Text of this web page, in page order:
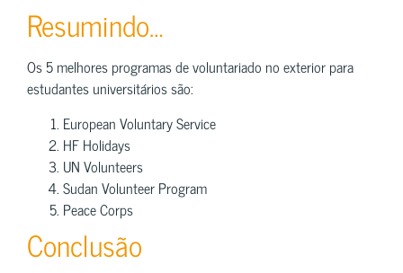
Resumindo…
Os 5 melhores programas de voluntariado no exterior para
estudantes universitários são:
European Voluntary Service
HF Holidays
UN Volunteers
Sudan Volunteer Program
Peace Corps
Conclusão